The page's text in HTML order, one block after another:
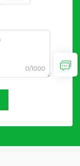
0/1000